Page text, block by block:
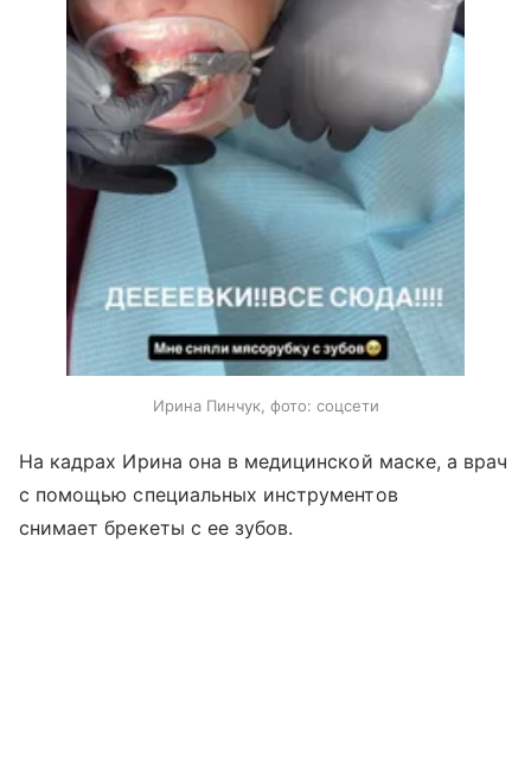
Ирина Пинчук, фото: соцсети
На кадрах Ирина она в медицинской маске, а врач
с помощью специальных инструментов
снимает брекеты с ее зубов.